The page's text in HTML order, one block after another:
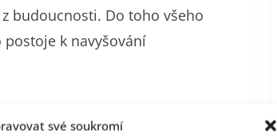
své soukromí
budoucnosti. Do toho všeho
k navyšování